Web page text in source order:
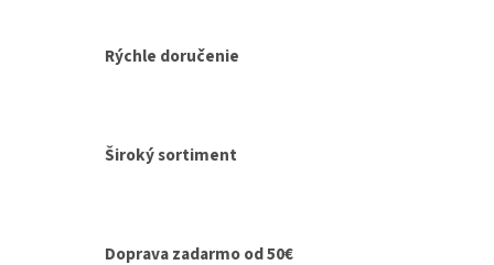
Rýchle doručenie
Široký sortiment
Doprava zadarmo od 50€